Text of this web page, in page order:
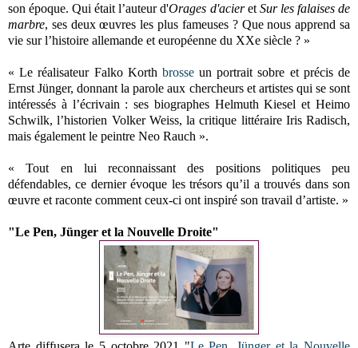
son époque. Qui était l’auteur d'Orages d'acieret Sur les falaises de
marbre, ses deux œuvres les plus fameuses ? Que nous apprend sa
vie sur l’histoire allemande et européenne du XXe siècle ? »
« Le réalisateur Falko Korth brosseun portrait sobre et précis de
Ernst Jünger, donnant la parole aux chercheurs et artistes qui se sont
intéressés à l’écrivain : ses biographes Helmuth Kiesel et Heimo
Schwilk, l’historien Volker Weiss, la critique littéraire Iris Radisch,
mais également le peintre Neo Rauch ».
« Tout en lui reconnaissant des positions politiques peu
défendables, ce dernier évoque les trésors qu’il a trouvés dans son
œuvre et raconte comment ceux-ci ont inspiré son travail d’artiste. »
"Le Pen, Jünger et la Nouvelle Droite"